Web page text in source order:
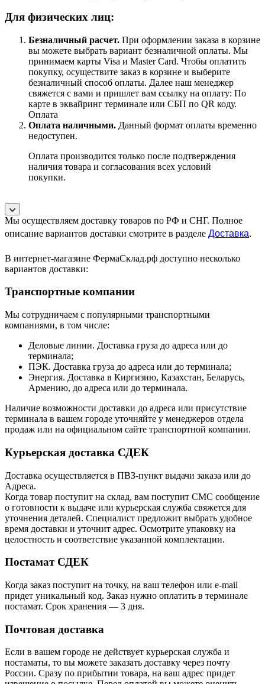
Для физических лиц:
Безналичный расчет. При оформлении заказа в корзине
вы можете выбрать вариант безналичной оплаты. Мы
принимаем карты Visa и Master Card. Чтобы оплатить
покупку, осуществите заказ в корзине и выберите
безналичный способ оплаты. Далее наш менеджер
свяжется с вами и пришлет вам ссылку на оплату: По
карте в эквайринг терминале или СБП по QR коду.
Оплата
Оплата наличными. Данный формат оплаты временно
недоступен.
Оплата производится только после подтверждения
наличия товара и согласования всех условий
покупки.
Мы осуществляем доставку товаров по РФ и СНГ. Полное
описание вариантов доставки смотрите в разделе Доставка.
В интернет-магазине ФермаСклад.рф доступно несколько
вариантов доставки:
Транспортные компании
Мы сотрудничаем с популярными транспортными
компаниями, в том числе:
Деловые линии. Доставка груза до адреса или до
терминала;
ПЭК. Доставка груза до адреса или до терминала;
Энергия. Доставка в Киргизию, Казахстан, Беларусь,
Армению, до адреса или до терминала.
Наличие возможности доставки до адреса или присутствие
терминала в вашем городе уточняйте у менеджеров отдела
продаж или на официальном сайте транспортной компании.
Курьерская доставка СДЕК
Доставка осуществляется в ПВЗ-пункт выдачи заказа или до
Адреса.
Когда товар поступит на склад, вам поступит СМС сообщение
о готовности к выдаче или курьерская служба свяжется для
уточнения деталей. Специалист предложит выбрать удобное
время доставки и уточнит адрес. Осмотрите упаковку на
целостность и соответствие указанной комплектации.
Постамат СДЕК
Когда заказ поступит на точку, на ваш телефон или e-mail
придет уникальный код. Заказ нужно оплатить в терминале
постамат. Срок хранения — 3 дня.
Почтовая доставка
Если в вашем городе не действует курьерская служба и
постаматы, то вы можете заказать доставку через почту
России. Сразу по прибытии товара, на ваш адрес придет